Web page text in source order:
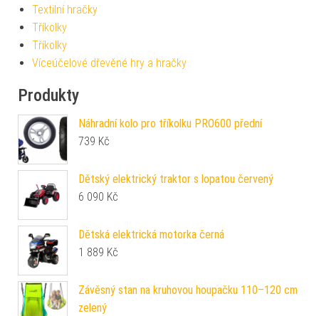
Textilní hračky
Tříkolky
Tříkolky
Víceúčelové dřevěné hry a hračky
Produkty
Náhradní kolo pro tříkolku PRO600 přední
739 Kč
Dětský elektrický traktor s lopatou červený
6 090 Kč
Dětská elektrická motorka černá
1 889 Kč
Závěsný stan na kruhovou houpačku 110–120 cm
zelený